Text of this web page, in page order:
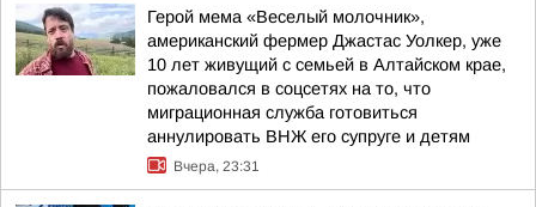
Герой мема «Веселый молочник»,
американский фермер Джастас Уолкер, уже
10 лет живущий с семьей в Алтайском крае,
пожаловался в соцсетях на то, что
миграционная служба готовиться
аннулировать ВНЖ его супруге и детям
Вчера, 23:31